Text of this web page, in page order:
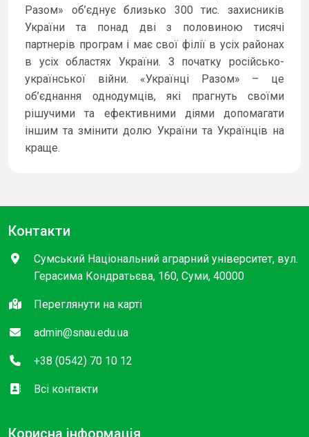
Разом» об’єднує близько 300 тис. захисників
України та понад дві з половиною тисячі
партнерів програм і має свої філії в усіх районах
в усіх областях України. З початку російсько-
української війни. «Українці Разом» – це
об’єднання однодумців, які прагнуть своїми
рішучими та ефективними діями допомагати
іншим та змінити долю України та Українців на
краще.
Контакти
Сумський Національний аграрний університет, вул.
Герасима Кондратьєва, 160, Суми, 40000
Переглянути на карті
admin@snau.edu.ua
+38 (0542) 70 10 12
Всі контакти
Корисна інформація